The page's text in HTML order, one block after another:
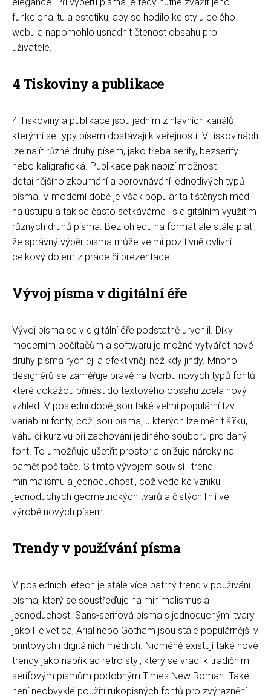
funkcionalitu a estetiku, aby se hodilo ke stylu celého
webu a napomohlo usnadnit čtenost obsahu pro
uživatele.
4 Tiskoviny a publikace
4 Tiskoviny a publikace jsou jedním z hlavních kanálů,
kterými se typy písem dostávají k veřejnosti. V tiskovinách
lze najít různé druhy písem, jako třeba serify, bezserify
nebo kaligrafická. Publikace pak nabízí možnost
detailnějšího zkoumání a porovnávání jednotlivých typů
písma. V moderní době je však popularita tištěných médií
na ústupu a tak se často setkáváme i s digitálním využitím
různých druhů písma. Bez ohledu na formát ale stále platí,
že správný výběr písma může velmi pozitivně ovlivnit
celkový dojem z práce či prezentace.
Vývoj písma v digitální éře
Vývoj písma se v digitální éře podstatně urychlil. Díky
moderním počítačům a softwaru je možné vytvářet nové
druhy písma rychleji a efektivněji než kdy jindy. Mnoho
designérů se zaměřuje právě na tvorbu nových typů fontů,
které dokážou přinést do textového obsahu zcela nový
vzhled. V poslední době jsou také velmi populární tzv.
variabilní fonty, což jsou písma, u kterých lze měnit šířku,
váhu či kurzivu při zachování jediného souboru pro daný
font. To umožňuje ušetřit prostor a snižuje nároky na
paměť počítače. S tímto vývojem souvisí i trend
minimalismu a jednoduchosti, což vede ke vzniku
jednoduchých geometrických tvarů a čistých linií ve
výrobě nových písem.
Trendy v používání písma
V posledních letech je stále více patrný trend v používání
písma, který se soustřeďuje na minimalismus a
jednoduchost. Sans-serifová písma s jednoduchými tvary
jako Helvetica, Arial nebo Gotham jsou stále populárnější v
printových i digitálních médiích. Nicméně existují také nové
trendy jako například retro styl, který se vrací k tradičním
serifovým písmům podobným Times New Roman. Také
není neobvyklé použití rukopisných fontů pro zvýraznění